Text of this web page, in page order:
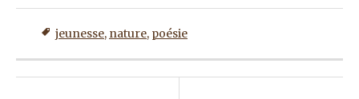
jeunesse, nature, poésie